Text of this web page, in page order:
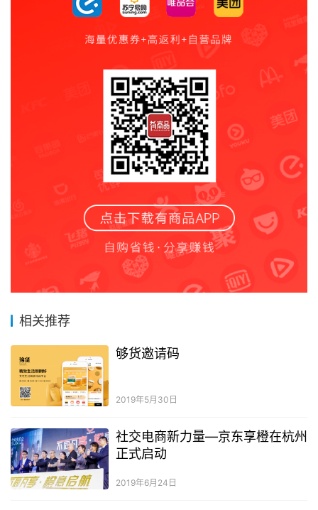
相关推荐
够货邀请码
2019年5月30日
社交电商新力量—京东享橙在杭州
正式启动
2019年6月24日